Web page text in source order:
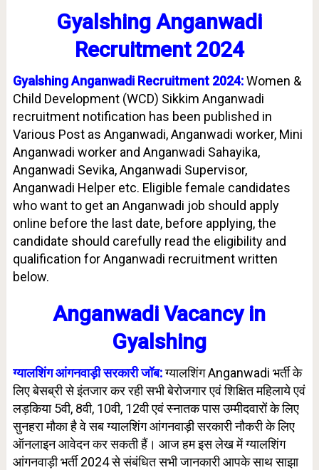
Gyalshing Anganwadi
Recruitment 2024
Gyalshing Anganwadi Recruitment 2024: Women &
Child Development (WCD) Sikkim Anganwadi
recruitment notification has been published in
Various Post as Anganwadi, Anganwadi worker, Mini
Anganwadi worker and Anganwadi Sahayika,
Anganwadi Sevika, Anganwadi Supervisor,
Anganwadi Helper etc. Eligible female candidates
who want to get an Anganwadi job should apply
online before the last date, before applying, the
candidate should carefully read the eligibility and
qualification for Anganwadi recruitment written
below.
Anganwadi Vacancy in
Gyalshing
ग्यालशिंग आंगनवाड़ी सरकारी जॉब:ग्यालशिंग Anganwadi भर्ती के
लिए बेसब्री से इंतजार कर रही सभी बेरोजगार एवं शिक्षित महिलाये एवं
लड़किया 5वी, 8वी, 10वी, 12वी एवं स्नातक पास उम्मीदवारों के लिए
सुनहरा मौका है वे सब ग्यालशिंग आंगनवाड़ी सरकारी नौकरी के लिए
ऑनलाइन आवेदन कर सकती हैं। आज हम इस लेख में ग्यालशिंग
आंगनवाड़ी भर्ती 2024 से संबंधित सभी जानकारी आपके साथ साझा